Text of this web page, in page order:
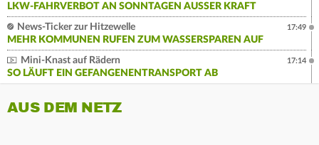
LKW-FAHRVERBOT AN SONNTAGEN AUSSER KRAFT
News-Ticker zur Hitzewelle
MEHR KOMMUNEN RUFEN ZUM WASSERSPAREN AUF
17:49
Mini-Knast auf Rädern
SO LÄUFT EIN GEFANGENENTRANSPORT AB
17:14
AUS DEM NETZ